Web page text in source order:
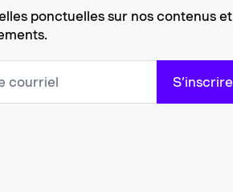
ponctuelles sur nos contenus et
S’inscrire